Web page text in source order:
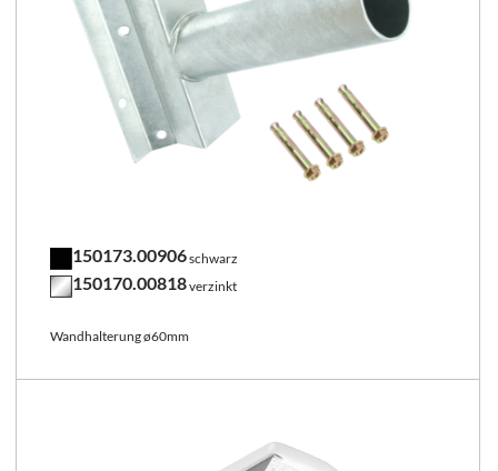
150173.00906schwarz
150170.00818verzinkt
Wandhalterung ø60mm